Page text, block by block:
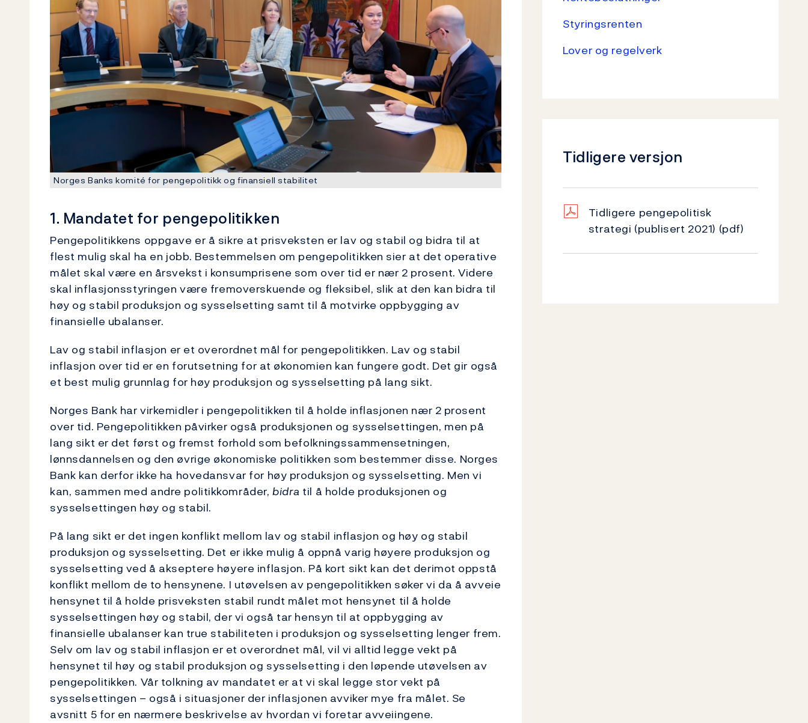
Norges Banks komité for pengepolitikk og finansiell stabilitet
1. Mandatet for pengepolitikken
Pengepolitikkens oppgave er å sikre at prisveksten er lav og stabil og bidra til at
flest mulig skal ha en jobb. Bestemmelsen om pengepolitikken sier at det operative
målet skal være en årsvekst i konsumprisene som over tid er nær 2 prosent. Videre
skal inflasjonsstyringen være fremoverskuende og fleksibel, slik at den kan bidra til
høy og stabil produksjon og sysselsetting samt til å motvirke oppbygging av
finansielle ubalanser.
Lav og stabil inflasjon er et overordnet mål for pengepolitikken. Lav og stabil
inflasjon over tid er en forutsetning for at økonomien kan fungere godt. Det gir også
et best mulig grunnlag for høy produksjon og sysselsetting på lang sikt.
Norges Bank har virkemidler i pengepolitikken til å holde inflasjonen nær 2 prosent
over tid. Pengepolitikken påvirker også produksjonen og sysselsettingen, men på
lang sikt er det først og fremst forhold som befolkningssammensetningen,
lønnsdannelsen og den øvrige økonomiske politikken som bestemmer disse. Norges
Bank kan derfor ikke ha hovedansvar for høy produksjon og sysselsetting. Men vi
kan, sammen med andre politikkområder, bidra til å holde produksjonen og
sysselsettingen høy og stabil.
På lang sikt er det ingen konflikt mellom lav og stabil inflasjon og høy og stabil
produksjon og sysselsetting. Det er ikke mulig å oppnå varig høyere produksjon og
sysselsetting ved å akseptere høyere inflasjon. På kort sikt kan det derimot oppstå
konflikt mellom de to hensynene. I utøvelsen av pengepolitikken søker vi da å avveie
hensynet til å holde prisveksten stabil rundt målet mot hensynet til å holde
sysselsettingen høy og stabil, der vi også tar hensyn til at oppbygging av
finansielle ubalanser kan true stabiliteten i produksjon og sysselsetting lenger frem.
Selv om lav og stabil inflasjon er et overordnet mål, vil vi alltid legge vekt på
hensynet til høy og stabil produksjon og sysselsetting i den løpende utøvelsen av
pengepolitikken. Vår tolkning av mandatet er at vi skal legge stor vekt på
sysselsettingen – også i situasjoner der inflasjonen avviker mye fra målet. Se
avsnitt 5 for en nærmere beskrivelse av hvordan vi foretar avveiingene.
Styringsrenten
Lover og regelverk
Tidligere versjon
Tidligere pengepolitisk
strategi (publisert 2021) (pdf)